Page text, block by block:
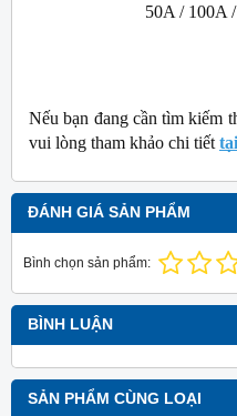
50A / 100A
Nếu bạn đang cần tìm kiếm
vui lòng tham khảo chi tiết
ĐÁNH GIÁ SẢN PHẨM
Bình chọn sản phẩm:
BÌNH LUẬN
SẢN PHẨM CÙNG LOẠI